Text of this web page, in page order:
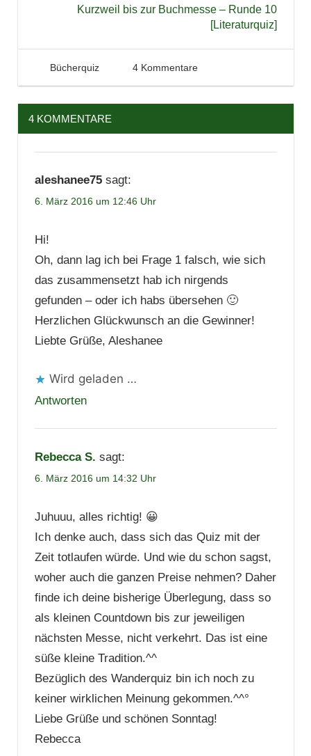
Kurzweil bis zur Buchmesse – Runde 10
[Literaturquiz]
6. März 2016
Tintenhain
Bücherquiz 4 Kommentare
4 KOMMENTARE
aleshanee75 sagt:
6. März 2016 um 12:46 Uhr
Hi!
Oh, dann lag ich bei Frage 1 falsch, wie sich
das zusammensetzt hab ich nirgends
gefunden – oder ich habs übersehen 🙂
Herzlichen Glückwunsch an die Gewinner!
Liebte Grüße, Aleshanee
Wird geladen …
Antworten
Rebecca S. sagt:
6. März 2016 um 14:32 Uhr
Juhuuu, alles richtig! 😀
Ich denke auch, dass sich das Quiz mit der
Zeit totlaufen würde. Und wie du schon sagst,
woher auch die ganzen Preise nehmen? Daher
finde ich deine bisherige Überlegung, dass so
als kleinen Countdown bis zur jeweiligen
nächsten Messe, nicht verkehrt. Das ist eine
süße kleine Tradition.^^
Bezüglich des Wanderquiz bin ich noch zu
keiner wirklichen Meinung gekommen.^^°
Liebe Grüße und schönen Sonntag!
Rebecca